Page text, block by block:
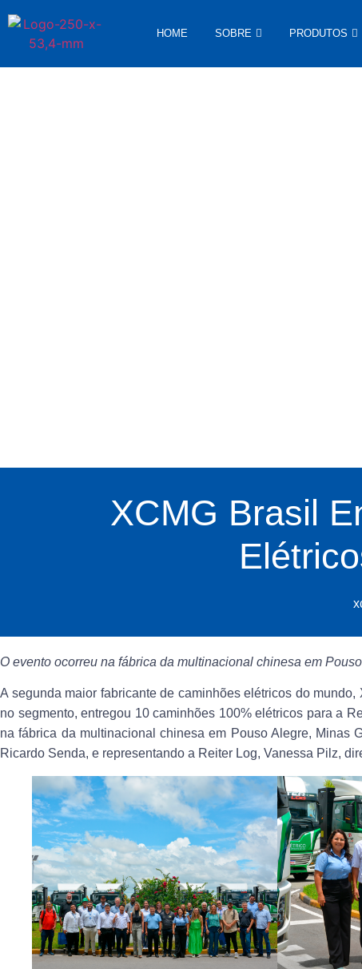
HOME SOBRE PRODUTOS
XCMG Brasil
O evento ocorreu na fábrica da multinacional chinesa em Pouso
A segunda maior fabricante de caminhões elétricos do mundo,
no segmento, entregou 10 caminhões 100% elétricos para a
na fábrica da multinacional chinesa em Pouso Alegre, Minas
Ricardo Senda, e representando a Reiter Log, Vanessa Pilz,